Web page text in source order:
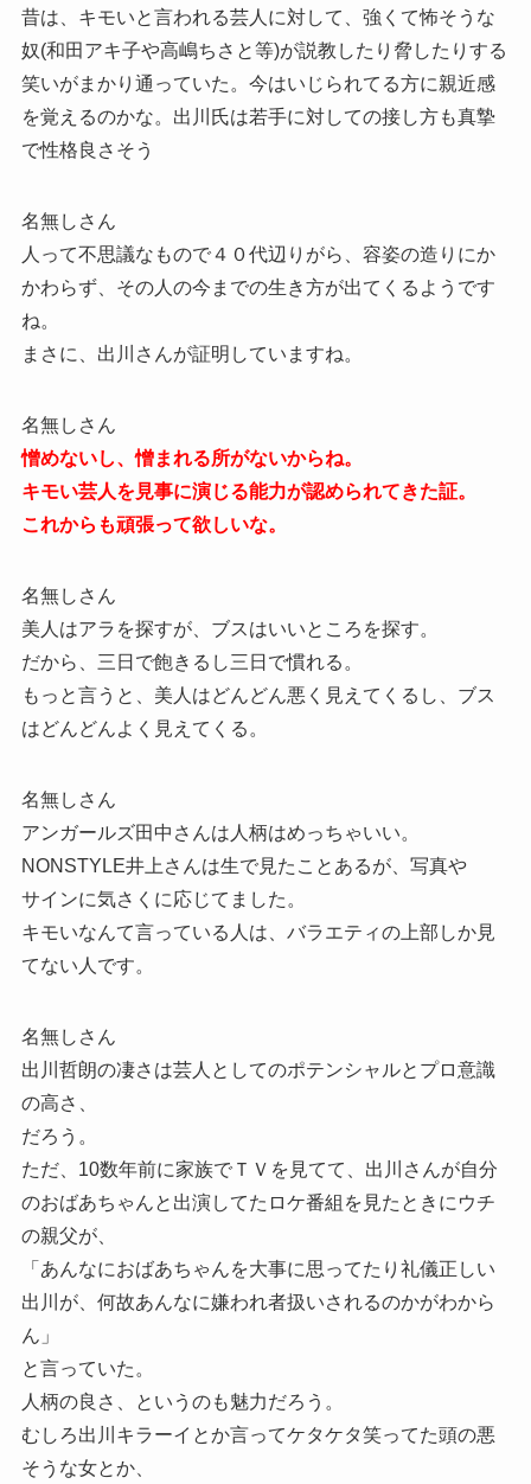
昔は、キモいと言われる芸人に対して、強くて怖そうな
奴(和田アキ子や高嶋ちさと等)が説教したり脅したりする
笑いがまかり通っていた。今はいじられてる方に親近感
を覚えるのかな。出川氏は若手に対しての接し方も真摯
で性格良さそう
名無しさん
人って不思議なもので４０代辺りがら、容姿の造りにか
かわらず、その人の今までの生き方が出てくるようです
ね。
まさに、出川さんが証明していますね。
名無しさん
憎めないし、憎まれる所がないからね。
キモい芸人を見事に演じる能力が認められてきた証。
これからも頑張って欲しいな。
名無しさん
美人はアラを探すが、ブスはいいところを探す。
だから、三日で飽きるし三日で慣れる。
もっと言うと、美人はどんどん悪く見えてくるし、ブス
はどんどんよく見えてくる。
名無しさん
アンガールズ田中さんは人柄はめっちゃいい。
NONSTYLE井上さんは生で見たことあるが、写真や
サインに気さくに応じてました。
キモいなんて言っている人は、バラエティの上部しか見
てない人です。
名無しさん
出川哲朗の凄さは芸人としてのポテンシャルとプロ意識
の高さ、
だろう。
ただ、10数年前に家族でＴＶを見てて、出川さんが自分
のおばあちゃんと出演してたロケ番組を見たときにウチ
の親父が、
「あんなにおばあちゃんを大事に思ってたり礼儀正しい
出川が、何故あんなに嫌われ者扱いされるのかがわから
ん」
と言っていた。
人柄の良さ、というのも魅力だろう。
むしろ出川キラーイとか言ってケタケタ笑ってた頭の悪
そうな女とか、